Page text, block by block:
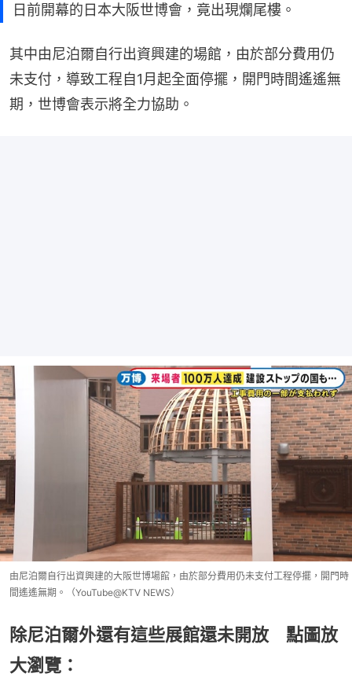
日前開幕的日本大阪世博會，竟出現爛尾樓。
其中由尼泊爾自行出資興建的場館，由於部分費用仍
未支付，導致工程自1月起全面停擺，開門時間遙遙無
期，世博會表示將全力協助。
由尼泊爾自行出資興建的大阪世博場館，由於部分費用仍未支付工程停擺，開門時
間遙遙無期。（YouTube@KTV NEWS）
除尼泊爾外還有這些展館還未開放 點圖放
大瀏覽：